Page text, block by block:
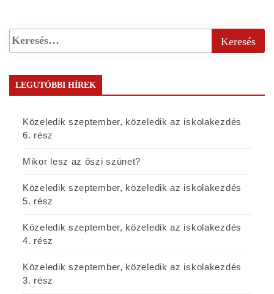
LEGUTÓBBI HÍREK
Közeledik szeptember, közeledik az iskolakezdés
6. rész
Mikor lesz az őszi szünet?
Közeledik szeptember, közeledik az iskolakezdés
5. rész
Közeledik szeptember, közeledik az iskolakezdés
4. rész
Közeledik szeptember, közeledik az iskolakezdés
3. rész